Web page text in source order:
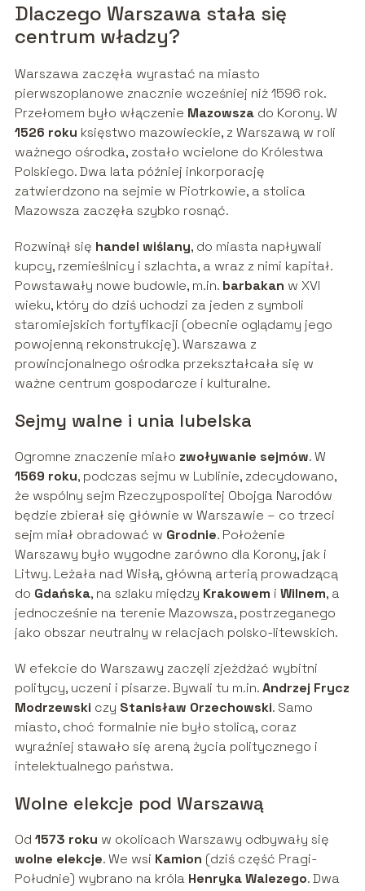
Dlaczego Warszawa stała się
centrum władzy?
Warszawa zaczęła wyrastać na miasto
pierwszoplanowe znacznie wcześniej niż 1596 rok.
Przełomem było włączenie Mazowszado Korony. W
1526 roku księstwo mazowieckie, z Warszawą w roli
ważnego ośrodka, zostało wcielone do Królestwa
Polskiego. Dwa lata później inkorporację
zatwierdzono na sejmie w Piotrkowie, a stolica
Mazowsza zaczęła szybko rosnąć.
Rozwinął się handel wiślany, do miasta napływali
kupcy, rzemieślnicy i szlachta, a wraz z nimi kapitał.
Powstawały nowe budowle, m.in. barbakan w XVI
wieku, który do dziś uchodzi za jeden z symboli
staromiejskich fortyfikacji (obecnie oglądamy jego
powojenną rekonstrukcję). Warszawa z
prowincjonalnego ośrodka przekształcała się w
ważne centrum gospodarcze i kulturalne.
Sejmy walne i unia lubelska
Ogromne znaczenie miało zwoływanie sejmów. W
1569 roku, podczas sejmu w Lublinie, zdecydowano,
że wspólny sejm Rzeczypospolitej Obojga Narodów
będzie zbierał się głównie w Warszawie – co trzeci
sejm miał obradować w Grodnie. Położenie
Warszawy było wygodne zarówno dla Korony, jak i
Litwy. Leżała nad Wisłą, główną arterią prowadzącą
do Gdańska, na szlaku między Krakowem i Wilnem, a
jednocześnie na terenie Mazowsza, postrzeganego
jako obszar neutralny w relacjach polsko-litewskich.
W efekcie do Warszawy zaczęli zjeżdżać wybitni
politycy, uczeni i pisarze. Bywali tu m.in.Andrzej Frycz
Modrzewski czy Stanisław Orzechowski. Samo
miasto, choć formalnie nie było stolicą, coraz
wyraźniej stawało się areną życia politycznego i
intelektualnego państwa.
Wolne elekcje pod Warszawą
Od 1573 roku w okolicach Warszawy odbywały się
wolne elekcje. We wsi Kamion (dziś część Pragi-
Południe) wybrano na króla Henryka Walezego. Dwa